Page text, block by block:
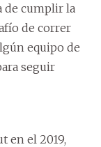
de cumplir la
de correr
equipo de
seguir
en el 2019,